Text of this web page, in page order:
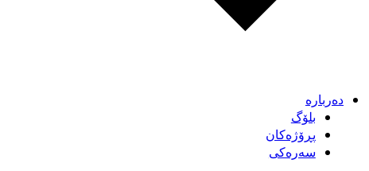
دەربارە
بلۆگ
پڕۆژەکان
سەرەکی